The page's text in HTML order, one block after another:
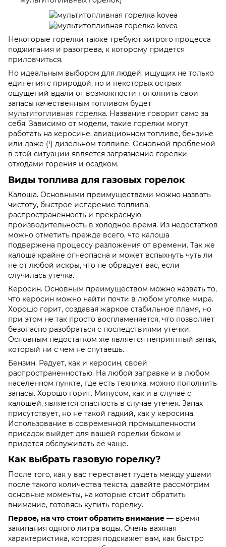
Некоторые горелки также требуют хитрого процесса
поджигания и разогрева, к которому придется
приловчиться.
Но идеальным выбором для людей, ищущих не только
единения с природой, но и некоторых острых
ощущений вдали от возможности пополнить свои
запасы качественным топливом будет
мультитопливная горелка. Название говорит само за
себя. Зависимо от модели, такие горелки могут
работать на керосине, авиационном топливе, бензине
или даже (!) дизельном топливе. Основной проблемой
в этой ситуации является загрязнение горелки
отходами горения и осадком.
Виды топлива для газовых горелок
Калоша. Основными преимуществами можно назвать
чистоту, быстрое испарение топлива,
распространенность и прекрасную
производительность в холодное время. Из недостатков
можно отметить прежде всего, что калоша
подвержена процессу разложения от времени. Так же
калоша крайне огнеопасна и может вспыхнуть чуть ли
не от любой искры, что не обрадует вас, если
случилась утечка.
Керосин. Основным преимуществом можно назвать то,
что керосин можно найти почти в любом уголке мира.
Хорошо горит, создавая жаркое стабильное пламя, но
при этом не так просто воспламеняется, что позволяет
безопасно разобраться с последствиями утечки.
Основным недостатком же является неприятный запах,
который ни с чем не спутаешь.
Бензин. Радует, как и керосин, своей
распространенностью. На любой заправке и в любом
населенном пункте, где есть техника, можно пополнить
запасы. Хорошо горит. Минусом, как и в случае с
калошей, является опасность в случае утечек. Запах
присутствует, но не такой гадкий, как у керосина.
Использование в современной промышленности
присадок выйдет для вашей горелки боком и
придется обслуживать её чаще.
Как выбрать газовую горелку?
После того, как у вас перестанет гудеть между ушами
после такого количества текста, давайте рассмотрим
основные моменты, на которые стоит обратить
внимание, готовясь купить горелку.
Первое, на что стоит обратить внимание — время
закипания одного литра воды. Очень важная
характеристика, которая подскажет вам, как быстро